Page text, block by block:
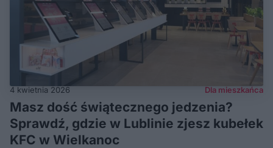
4 kwietnia 2026 Dla mieszkańca
Masz dość świątecznego jedzenia?
Sprawdź, gdzie w Lublinie zjesz kubełek
KFC w Wielkanoc